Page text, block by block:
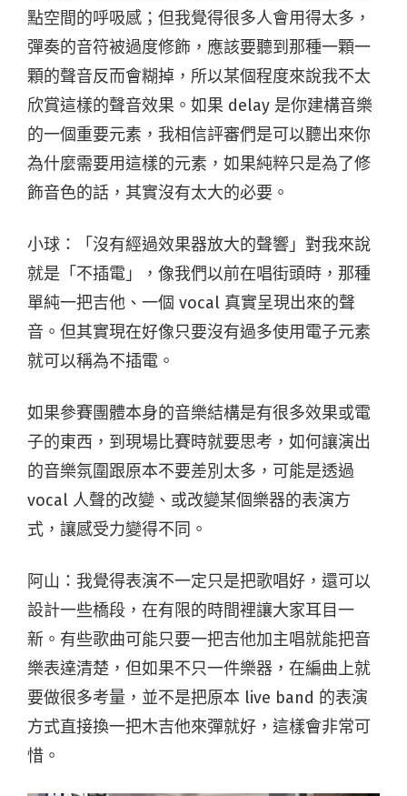
點空間的呼吸感；但我覺得很多人會用得太多，
彈奏的音符被過度修飾，應該要聽到那種一顆一
顆的聲音反而會糊掉，所以某個程度來說我不太
欣賞這樣的聲音效果。如果 delay 是你建構音樂
的一個重要元素，我相信評審們是可以聽出來你
為什麼需要用這樣的元素，如果純粹只是為了修
飾音色的話，其實沒有太大的必要。
小球：「沒有經過效果器放大的聲響」對我來說
就是「不插電」，像我們以前在唱街頭時，那種
單純一把吉他、一個 vocal 真實呈現出來的聲
音。但其實現在好像只要沒有過多使用電子元素
就可以稱為不插電。
如果參賽團體本身的音樂結構是有很多效果或電
子的東西，到現場比賽時就要思考，如何讓演出
的音樂氛圍跟原本不要差別太多，可能是透過
vocal 人聲的改變、或改變某個樂器的表演方
式，讓感受力變得不同。
阿山：我覺得表演不一定只是把歌唱好，還可以
設計一些橋段，在有限的時間裡讓大家耳目一
新。有些歌曲可能只要一把吉他加主唱就能把音
樂表達清楚，但如果不只一件樂器，在編曲上就
要做很多考量，並不是把原本 live band 的表演
方式直接換一把木吉他來彈就好，這樣會非常可
惜。